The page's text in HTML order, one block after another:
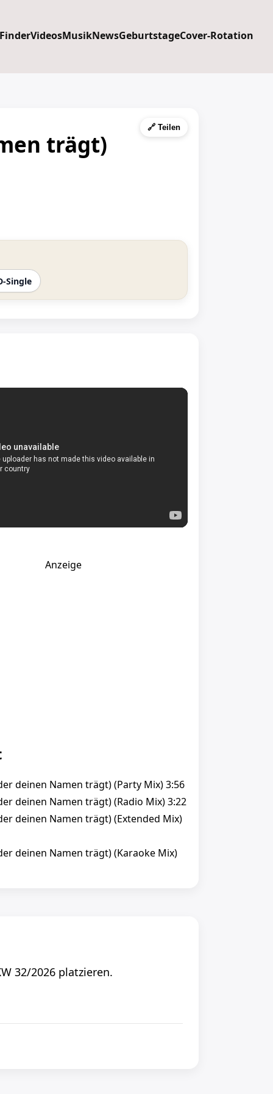
VideosMusikNewsGeburtstageCover-Rotation
🔗 Teilen
trägt)
Single
Anzeige
deinen Namen trägt) (Party Mix) 3:56
deinen Namen trägt) (Radio Mix) 3:22
deinen Namen trägt) (Extended Mix)
deinen Namen trägt) (Karaoke Mix)
32/2026 platzieren.